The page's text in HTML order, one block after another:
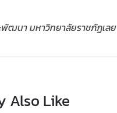
ฒนา มหาวิทยาลัยราชภัฏเลย
Also Like